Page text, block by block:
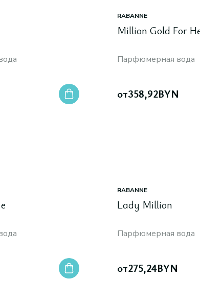
RABANNE
Million Gold For
Парфюмерная вода
от358,92BYN
RABANNE
Lady Million
Парфюмерная вода
от275,24BYN